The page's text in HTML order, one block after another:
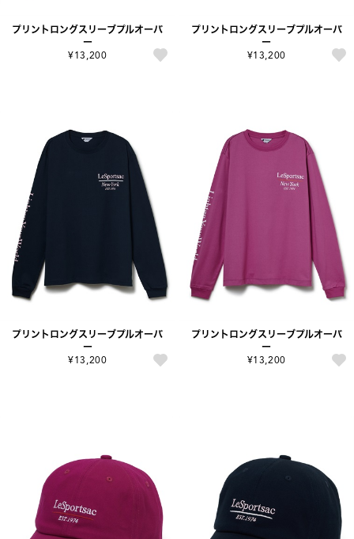
プリントロングスリーブプルオーバ
ー
¥13,200
プリントロングスリーブプルオーバ
ー
¥13,200
プリントロングスリーブプルオーバ
ー
¥13,200
プリントロングスリーブプルオーバ
ー
¥13,200